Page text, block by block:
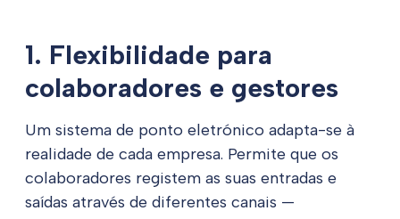
1. Flexibilidade para
colaboradores e gestores
Um sistema de ponto eletrónico adapta-se à
realidade de cada empresa. Permite que os
colaboradores registem as suas entradas e
saídas através de diferentes canais —